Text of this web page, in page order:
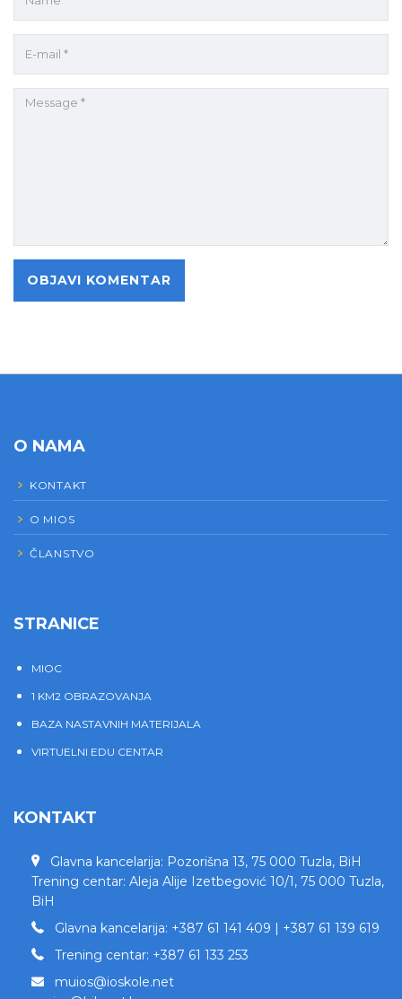
O NAMA
KONTAKT
O MIOS
ČLANSTVO
STRANICE
MIOC
1 KM2 OBRAZOVANJA
BAZA NASTAVNIH MATERIJALA
VIRTUELNI EDU CENTAR
KONTAKT
Glavna kancelarija: Pozorišna 13, 75 000 Tuzla, BiH
Trening centar: Aleja Alije Izetbegović 10/1, 75 000 Tuzla,
BiH
Glavna kancelarija: +387 61 141 409 | +387 61 139 619
Trening centar: +387 61 133 253
muios@ioskole.net